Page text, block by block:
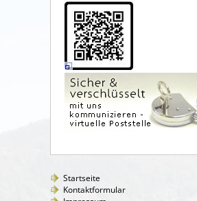
Startseite
Kontaktformular